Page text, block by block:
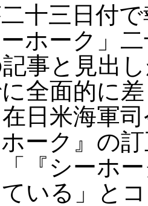
十三日付で
ホーク」
記事と見出
全面的に
日米海軍
ホーク』の
『シーホ
いる」と